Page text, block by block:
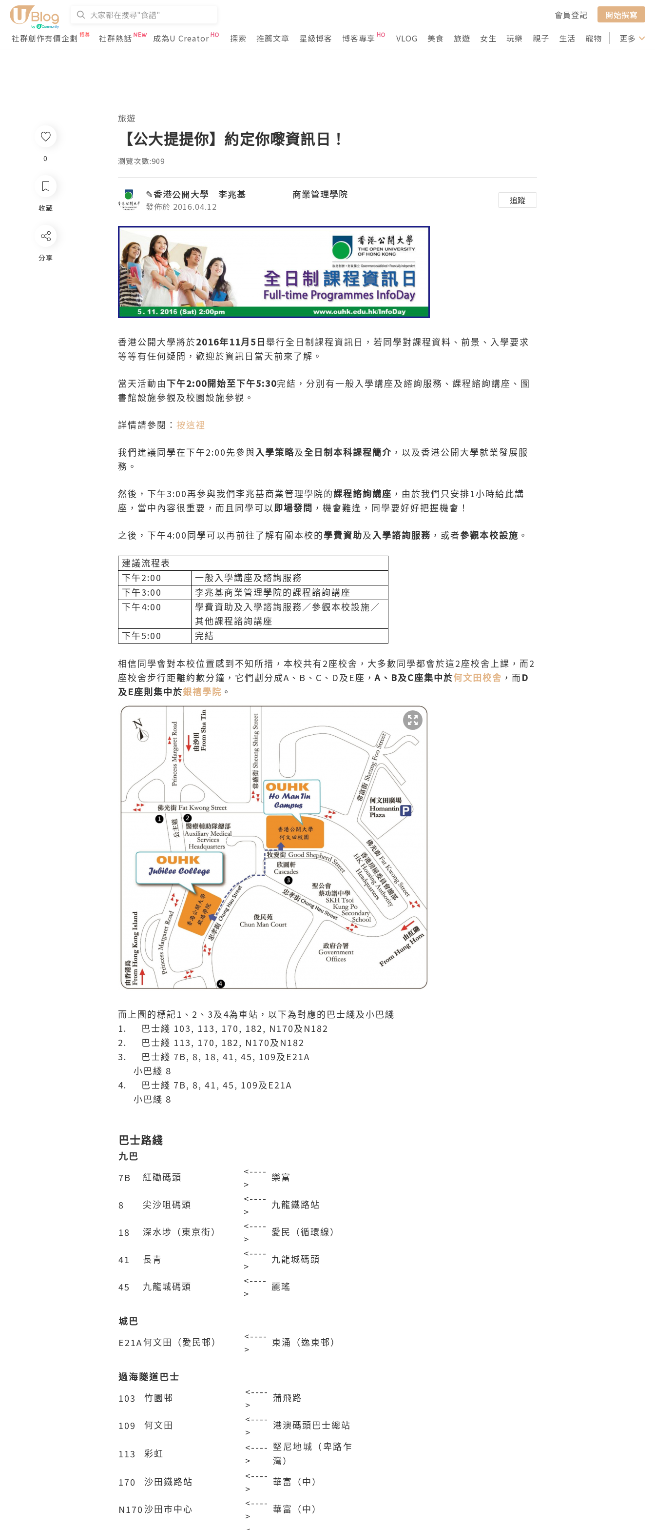
會員登記
開始撰寫
社群創作有價企劃
社群熱話 成為U Creator 探索 推薦文章 星級博客 博客專享 VLOG 美食 旅遊 女生 玩樂 親子 生活 寵物 行山 打卡
更多
0
收藏
分享
旅遊
【公大提提你】約定你嚟資訊日！
瀏覽次數:909
✎香港公開大學 李兆基 商業管理學院
發佈於 2016.04.12
追蹤
香港公開大學將於2016年 11月 5 日 舉行全日制課程資訊日，若同學對課程資料、前景、入學要求
等等有任何疑問，歡迎於資訊日當天前來了解。
當天活動由 下午2:00 開始至下午5:30完結，分別有一般入學講座及諮詢服務、課程諮詢講座、圖
書館設施參觀及校園設施參觀。
詳情請參閱： 按這裡
我們建議同學在下午 2:00 先參與入學策略及全日制本科課程簡介 ，以及香港公開大學就業發展服
務。
然後，下午 3:00再參與我們李兆基商業管理學院的課程諮詢講座 ，由於我們只安排 1小時給此講
座，當中內容很重要，而且同學可以 即場發問 ，機會難逢，同學要好好把握機會！
之後，下午 4:00 同學可以再前往了解有關本校的 學費資助及 入學諮詢服務 ，或者參觀本校設施 。
建議流程表
下午 2:00
一般入學講座及諮詢服務
下午 3:00
李兆基商業管理學院的課程諮詢講座
下午 4:00
學費資助及入學諮詢服務／參觀本校設施／
其他課程諮詢講座
下午 5:00 完結
相信同學會對本校位置感到不知所措，本校共有 2 座校舍，大多數同學都會於這 2 座校舍上課，而 2
座校舍步行距離約數分鐘，它們劃分成A 、 B 、 C 、 D 及 E 座，A 、 B及C座集中於何文田校舍 ，而 D
及E座則集中於銀禧學院 。
而上圖的標記 1 、 2 、 3 及 4為車站，以下為對應的巴士綫及小巴綫
1. 巴士綫 103, 113, 170, 182, N170 及 N182
2.
巴士綫 113, 170, 182, N170 及 N182
3.
巴士綫 7B, 8, 18, 41, 45, 109 及 E21A
小巴綫 8
4.
巴士綫 7B, 8, 41, 45, 109 及 E21A
小巴綫 8
巴士路綫
九巴
7B 紅磡碼頭
<----
>
樂富
8 尖沙咀碼頭
<----
>
九龍鐵路站
18 深水埗（東京街）
<----
>
愛民（循環線）
41 長青
<----
>
九龍城碼頭
45 九龍城碼頭
<----
>
麗瑤
城巴
E21A 何文田（愛民邨）
<----
>
東涌（逸東邨）
過海隧道巴士
103 竹園邨
<----
>
蒲飛路
109 何文田
<----
>
港澳碼頭巴士總站
113 彩虹
<----
>
堅尼地城（卑路乍
灣）
170 沙田鐵路站
<----
>
華富（中）
N170 沙田巿中心
<----
>
華富（中）